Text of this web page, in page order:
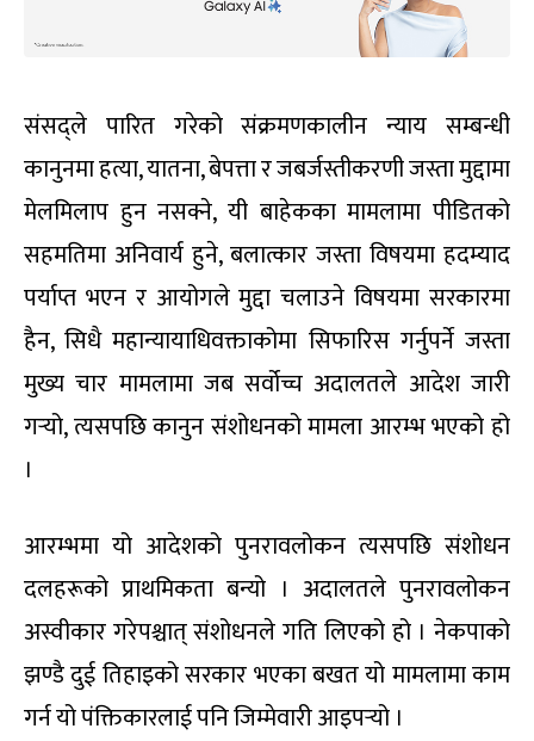
संसद्ले पारित गरेको संक्रमणकालीन न्याय सम्बन्धी
कानुनमा हत्या, यातना, बेपत्ता र जबर्जस्तीकरणी जस्ता मुद्दामा
मेलमिलाप हुन नसक्ने, यी बाहेकका मामलामा पीडितको
सहमतिमा अनिवार्य हुने, बलात्कार जस्ता विषयमा हदम्याद
पर्याप्त भएन र आयोगले मुद्दा चलाउने विषयमा सरकारमा
हैन, सिधै महान्यायाधिवक्ताकोमा सिफारिस गर्नुपर्ने जस्ता
मुख्य चार मामलामा जब सर्वोच्च अदालतले आदेश जारी
गर्‍यो, त्यसपछि कानुन संशोधनको मामला आरम्भ भएको हो
।
आरम्भमा यो आदेशको पुनरावलोकन त्यसपछि संशोधन
दलहरूको प्राथमिकता बन्यो । अदालतले पुनरावलोकन
अस्वीकार गरेपश्चात् संशोधनले गति लिएको हो । नेकपाको
झण्डै दुई तिहाइको सरकार भएका बखत यो मामलामा काम
गर्न यो पंक्तिकारलाई पनि जिम्मेवारी आइपर्‍यो ।